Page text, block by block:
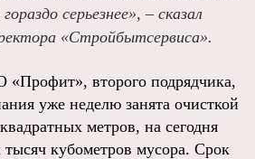
серьезнее», – сказал
«Стройбытсервиса».
«Профит», второго подрядчика,
уже неделю занята очисткой
метров, на сегодня
тысяч кубометров мусора. Срок